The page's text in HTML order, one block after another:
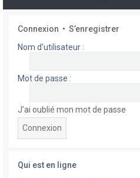
Connexion • S’enregistrer
Nom d’utilisateur :
Mot de passe :
J’ai oublié mon mot de passe
Qui est en ligne